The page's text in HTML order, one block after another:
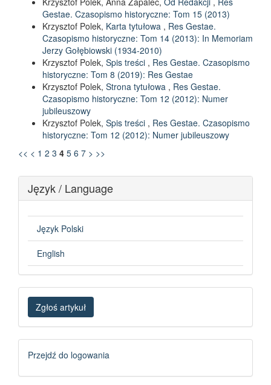
Gestae. Czasopismo historyczne: Tom 15 (2013)
Krzysztof Polek, Karta tytułowa , Res Gestae.
Czasopismo historyczne: Tom 14 (2013): In Memoriam
Jerzy Gołębiowski (1934-2010)
Krzysztof Polek, Spis treści , Res Gestae. Czasopismo
historyczne: Tom 8 (2019): Res Gestae
Krzysztof Polek, Strona tytułowa , Res Gestae.
Czasopismo historyczne: Tom 12 (2012): Numer
jubileuszowy
Krzysztof Polek, Spis treści , Res Gestae. Czasopismo
historyczne: Tom 12 (2012): Numer jubileuszowy
<< < 1 2 3 4 5 6 7 > >>
Język / Language
Język Polski
English
Zgłoś
artykuł
Zgłoś artykuł
Logowanie
Przejdź do logowania